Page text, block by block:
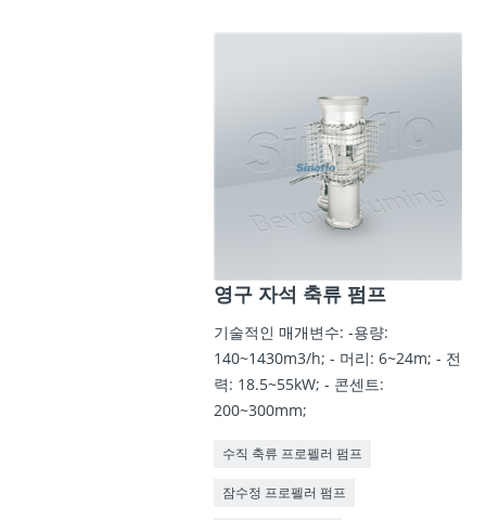
영구 자석 축류 펌프
기술적인 매개변수: -용량:
140~1430m3/h; - 머리: 6~24m; - 전
력: 18.5~55kW; - 콘센트:
200~300mm;
수직 축류 프로펠러 펌프
잠수정 프로펠러 펌프